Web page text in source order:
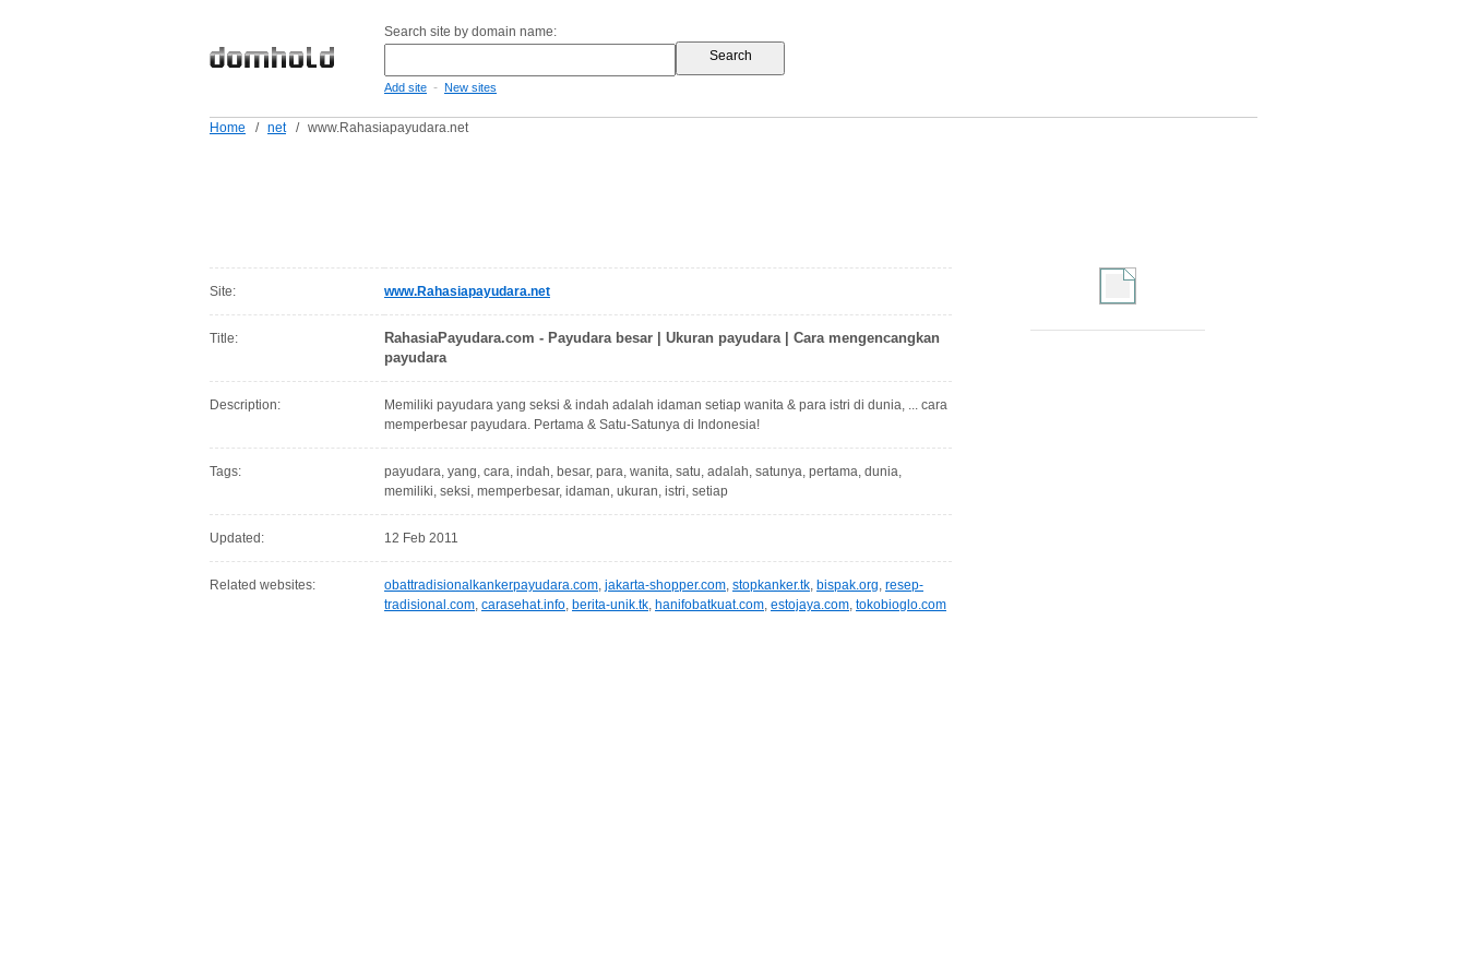
Search site by domain name:
Add site - New sites
Home / net / www.Rahasiapayudara.net
Site: www.Rahasiapayudara.net
Title:
RahasiaPayudara.com - Payudara besar | Ukuran payudara | Cara mengencangkan
payudara
Description:
Memiliki payudara yang seksi & indah adalah idaman setiap wanita & para istri di dunia, ... cara
memperbesar payudara. Pertama & Satu-Satunya di Indonesia!
Tags:
payudara, yang, cara, indah, besar, para, wanita, satu, adalah, satunya, pertama, dunia,
memiliki, seksi, memperbesar, idaman, ukuran, istri, setiap
Updated: 12 Feb 2011
Related websites: obattradisionalkankerpayudara.com, jakarta-shopper.com, stopkanker.tk, bispak.org, resep-
tradisional.com, carasehat.info, berita-unik.tk, hanifobatkuat.com, estojaya.com, tokobioglo.com